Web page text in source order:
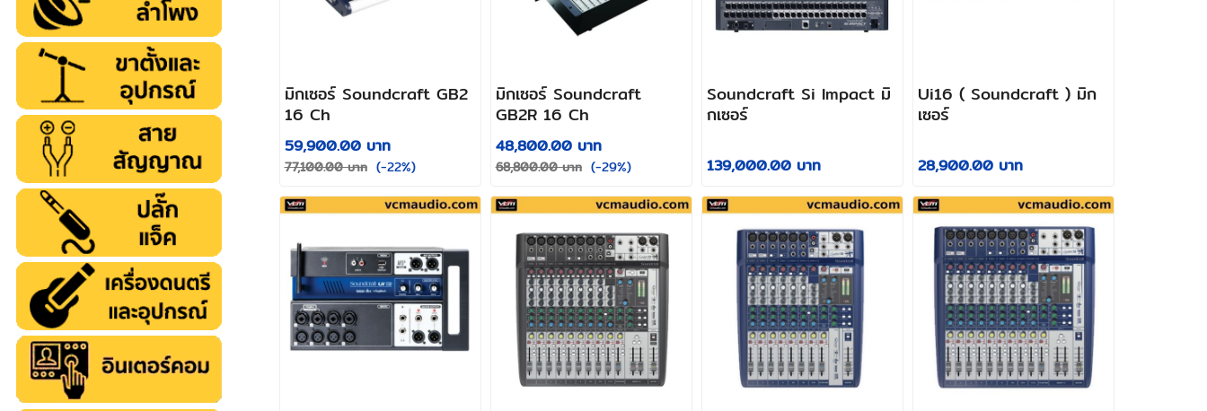
มิกเซอร์ Soundcraft GB2
16 Ch
59,900.00 บาท
77,100.00 บาท (-22%)
มิกเซอร์ Soundcraft
GB2R 16 Ch
48,800.00 บาท
68,800.00 บาท (-29%)
Soundcraft Si Impact มิ
กเซอร์
139,000.00 บาท
Ui16 ( Soundcraft ) มิก
เซอร์
28,900.00 บาท